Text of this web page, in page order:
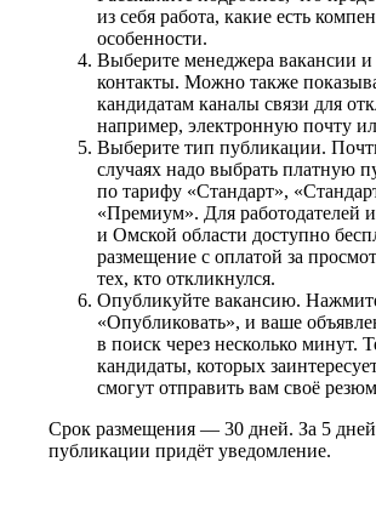
из себя работа, какие есть
особенности.
Выберите менеджера вакансии и
контакты. Можно также
кандидатам каналы связи для
например, электронную почту
Выберите тип публикации.
случаях надо выбрать платную
по тарифу «Стандарт»,
«Премиум». Для работодателей
и Омской области доступно
размещение с оплатой за
тех, кто откликнулся.
Опубликуйте вакансию.
«Опубликовать», и ваше
в поиск через несколько минут.
кандидаты, которых
смогут отправить вам своё
Срок размещения — 30 дней. За 5
публикации придёт уведомление.